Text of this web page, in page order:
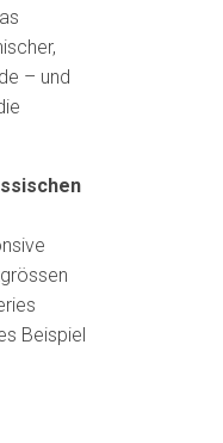
– und
Beispiel